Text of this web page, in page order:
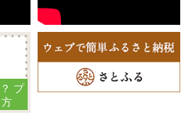
プ